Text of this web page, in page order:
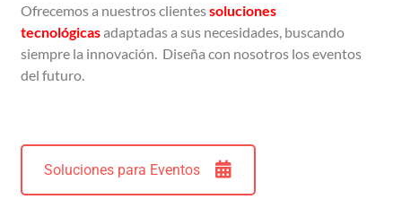
Ofrecemos a nuestros clientessoluciones
tecnológicasadaptadas a sus necesidades, buscando
siempre la innovación. Diseña con nosotros los eventos
del futuro.
Soluciones para Eventos